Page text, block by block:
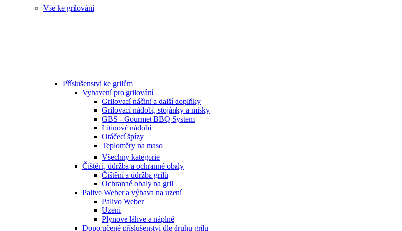
Vše ke grilování
Příslušenství ke grilům
Vybavení pro grilování
Grilovací náčiní a další doplňky
Grilovací nádobí, stojánky a misky
GBS - Gourmet BBQ System
Litinové nádobí
Otáčecí špízy
Teploměry na maso
Všechny kategorie
Čištění, údržba a ochranné obaly
Čištění a údržba grilů
Ochranné obaly na gril
Palivo Weber a výbava na uzení
Palivo Weber
Uzení
Plynové láhve a náplně
Doporučené příslušenství dle druhu grilu